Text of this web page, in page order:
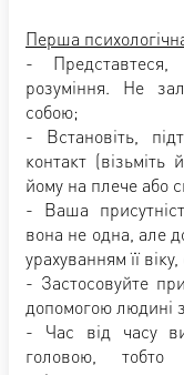
Перша
- Представтеся,
розуміння. Не
собою;
- Встановіть,
контакт (візьміть
йому на плече або
- Ваша
вона не одна, але
урахуванням її
- Застосовуйте
допомогою людині
- Час від часу
головою, тобто